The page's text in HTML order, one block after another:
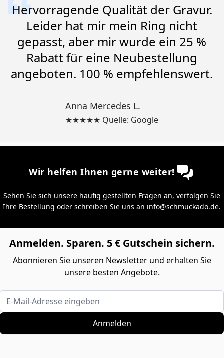
Hervorragende Qualität der Gravur.
Leider hat mir mein Ring nicht
gepasst, aber mir wurde ein 25 %
Rabatt für eine Neubestellung
angeboten. 100 % empfehlenswert.
Anna Mercedes L.
★★★★★ Quelle: Google
Wir helfen Ihnen gerne weiter!
Sehen Sie sich unsere häufig gestellten Fragen an, verfolgen Sie
Ihre Bestellung oder schreiben Sie uns an info@schmuckado.de.
Anmelden. Sparen. 5 € Gutschein sichern.
Abonnieren Sie unseren Newsletter und erhalten Sie
unsere besten Angebote.
E-Mail-Adresse eingeben
Anmelden